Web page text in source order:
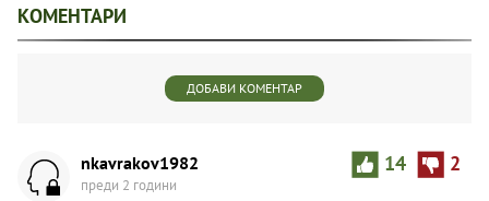
КОМЕНТАРИ
ДОБАВИ КОМЕНТАР
14 2
nkavrakov1982
преди 2 години